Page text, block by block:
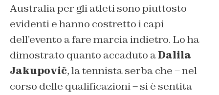
Australia per gli atleti sono piuttosto
evidenti e hanno costretto i capi
dell’evento a fare marcia indietro. Lo ha
dimostrato quanto accaduto aDalila
Jakupovič, la tennista serba che – nel
corso delle qualificazioni – si è sentita